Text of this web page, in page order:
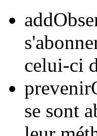
celui-ci
se sont